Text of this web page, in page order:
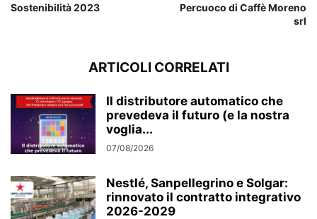
Sostenibilità 2023
Percuoco di Caffè Moreno
srl
ARTICOLI CORRELATI
Il distributore automatico che
prevedeva il futuro (e la nostra
voglia...
07/08/2026
Nestlé, Sanpellegrino e Solgar:
rinnovato il contratto integrativo
2026-2029